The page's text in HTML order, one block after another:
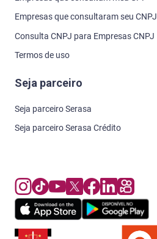
Empresas que consultaram seu CNPJ
Consulta CNPJ para Empresas CNPJ
Termos de uso
Seja parceiro
Seja parceiro Serasa
Seja parceiro Serasa Crédito